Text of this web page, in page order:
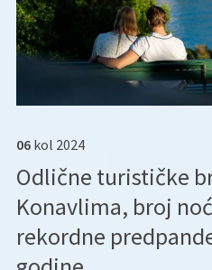
06 kol 2024
Odlične turističke
Konavlima, broj
rekordne